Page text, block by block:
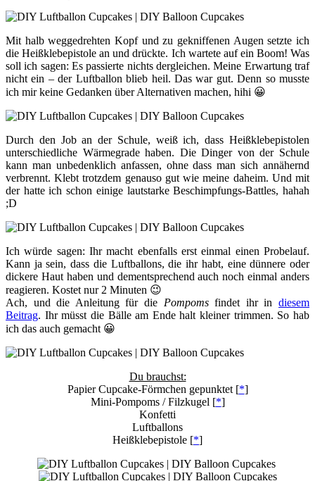
Mit halb weggedrehten Kopf und zu gekniffenen Augen setzte ich
die Heißklebepistole an und drückte. Ich wartete auf ein Boom! Was
soll ich sagen: Es passierte nichts dergleichen. Meine Erwartung traf
nicht ein – der Luftballon blieb heil. Das war gut. Denn so musste
ich mir keine Gedanken über Alternativen machen, hihi 😀
Durch den Job an der Schule, weiß ich, dass Heißklebepistolen
unterschiedliche Wärmegrade haben. Die Dinger von der Schule
kann man unbedenklich anfassen, ohne dass man sich annähernd
verbrennt. Klebt trotzdem genauso gut wie meine daheim. Und mit
der hatte ich schon einige lautstarke Beschimpfungs-Battles, hahah
;D
Ich würde sagen: Ihr macht ebenfalls erst einmal einen Probelauf.
Kann ja sein, dass die Luftballons, die ihr habt, eine dünnere oder
dickere Haut haben und dementsprechend auch noch einmal anders
reagieren. Kostet nur 2 Minuten 😉
Ach, und die Anleitung für die Pompomsfindet ihr indiesem
Beitrag. Ihr müsst die Bälle am Ende halt kleiner trimmen. So hab
ich das auch gemacht 😀
Du brauchst:
Papier Cupcake-Förmchen gepunktet [*]
Mini-Pompoms / Filzkugel [*]
Konfetti
Luftballons
Heißklebepistole [*]